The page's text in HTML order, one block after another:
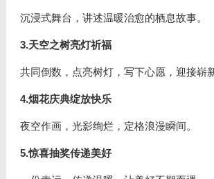
沉浸式舞台，讲述温暖治愈的栖息故事。
3.天空之树亮灯祈福
共同倒数，点亮树灯，写下心愿，迎接崭
4.烟花庆典绽放快乐
夜空作画，光影绚烂，定格浪漫瞬间。
5.惊喜抽奖传递美好